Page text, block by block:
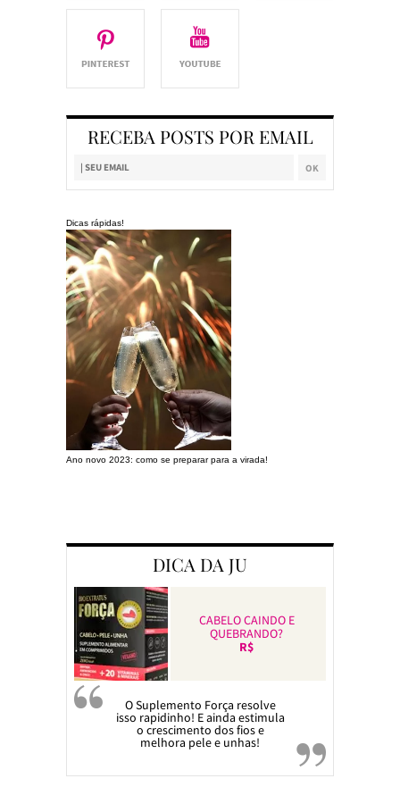
RECEBA POSTS POR EMAIL
Dicas rápidas!
Ano novo 2023: como se preparar para a virada!
DICA DA JU
CABELO CAINDO E
QUEBRANDO?
R$
O Suplemento Força resolve
isso rapidinho! E ainda estimula
o crescimento dos fios e
melhora pele e unhas!